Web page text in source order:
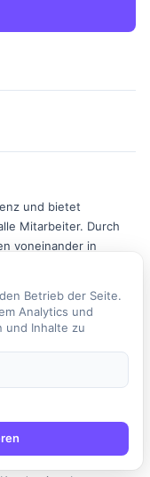
und bietet
Mitarbeiter. Durch
voneinander in
Erfolgen basiert. In
Banking sind Sie
Geschäftsprozesse
aus dem Banken-
innovative
in die IT-
mit, die neue
ersetzen,
Betrieb der Seite.
Analytics und
und Inhalte zu